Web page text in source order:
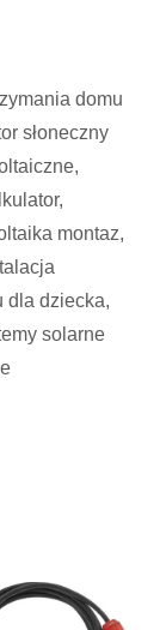
domu
słoneczny
montaz,
dla dziecka,
solarne